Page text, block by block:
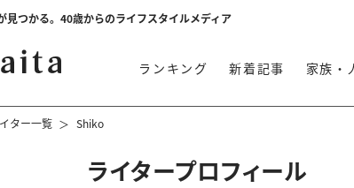
見つかる。40歳からのライフスタイルメディア
ランキング 新着記事 家族・
ター一覧 Shiko
ライタープロフィール